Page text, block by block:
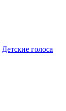
Детские голоса